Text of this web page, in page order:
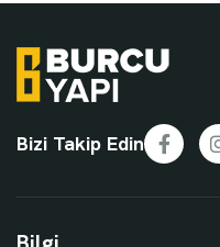
Bizi Takip Edin